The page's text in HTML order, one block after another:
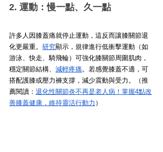
2. 運動：慢一點、久一點
許多人因膝蓋痛就停止運動，這反而讓膝關節退
化更嚴重。 研究顯示，規律進行低衝擊運動（如
游泳、快走、騎飛輪）可強化膝關節周圍肌肉，
穩定關節結構、 減輕疼痛 。若感覺膝蓋不適，可
搭配護膝或壓力褲支撐，減少震動與受力。（推
薦閱讀： 退化性關節炎不再是老人病！掌握4點改
善膝蓋健康，維持靈活行動力 ）